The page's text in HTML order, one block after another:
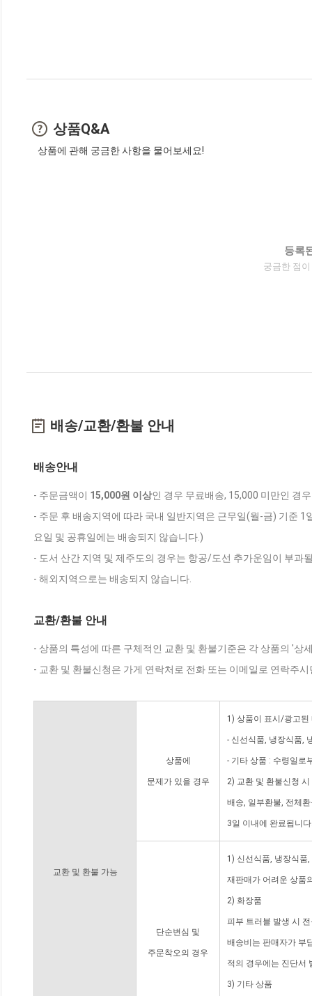
상품Q&A
상품에 관해 궁금한 사항을 물어보세요!
등록
궁금한 점
배송/교환/환불 안내
배송안내
- 주문금액이 15,000원 이상인 경우 무료배송, 15,000 미만인 경
- 주문 후 배송지역에 따라 국내 일반지역은 근무일(월-금) 기준
요일 및 공휴일에는 배송되지 않습니다.)
- 도서 산간 지역 및 제주도의 경우는 항공/도선 추가운임이 부과
- 해외지역으로는 배송되지 않습니다.
교환/환불 안내
- 상품의 특성에 따른 구체적인 교환 및 환불기준은 각 상품의 '상
- 교환 및 환불신청은 가게 연락처로 전화 또는 이메일로 연락주
교환 및 환불 가능
상품에
문제가 있을 경우
1) 상품이 표시/광고된
- 신선식품, 냉장식품,
- 기타 상품 : 수령일로
2) 교환 및 환불신청
배송, 일부환불, 전체
3일 이내에 완료됩니
단순변심 및
주문착오의 경우
1) 신선식품, 냉장식품
재판매가 어려운 상품
2) 화장품
피부 트러블 발생 시
배송비는 판매자가 부
적의 경우에는 진단서
3) 기타 상품